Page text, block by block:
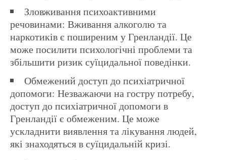
Зловживання психоактивними
речовинами: Вживання алкоголю та
наркотиків є поширеним у Гренландії. Це
може посилити психологічні проблеми та
збільшити ризик суїцидальної поведінки.
Обмежений доступ до психіатричної
допомоги: Незважаючи на гостру потребу,
доступ до психіатричної допомоги в
Гренландії є обмеженим. Це може
ускладнити виявлення та лікування людей,
які знаходяться в суїцидальній кризі.